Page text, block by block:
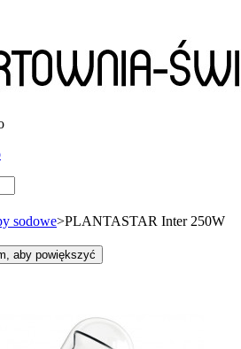
sodowe>PLANTASTAR Inter 250W
aby powiększyć